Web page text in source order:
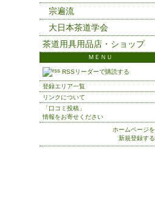
宗遍流
大日本茶道学会
茶道用具用品店・ショップ
ＭＥＮＵ
RSSリーダーで購読する
登録エリア一覧
リンクについて
「口コミ投稿」
情報をお寄せください
ホームページを
新規登録する